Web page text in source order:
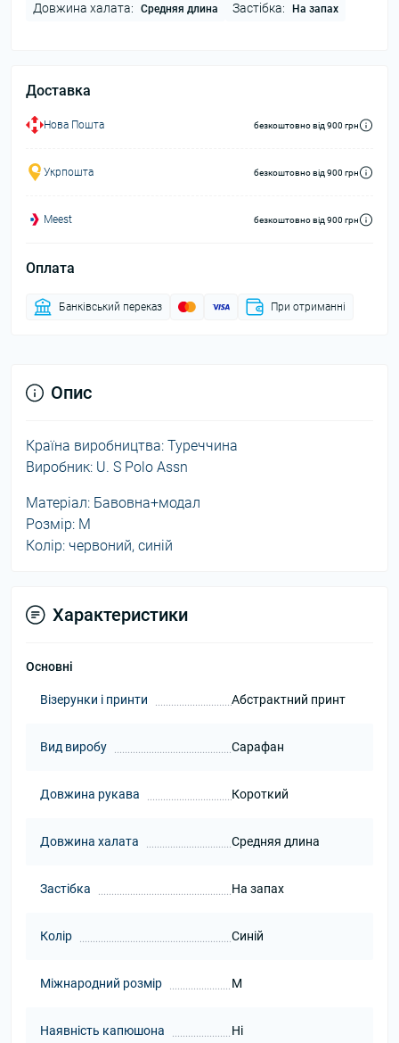
Довжина халата: Средняя длина Застібка: На запах
Доставка
Нова Пошта безкоштовно від 900 грн
Укрпошта безкоштовно від 900 грн
Meest безкоштовно від 900 грн
Оплата
Банківський переказ При отриманні
Опис
Країна виробництва: Туреччина
Виробник: U. S Polo Assn
Матеріал: Бавовна+модал
Розмір: M
Колір: червоний, синій
Характеристики
Основні
Візерунки і принти Абстрактний принт
Вид виробу Сарафан
Довжина рукава Короткий
Довжина халата Средняя длина
Застібка На запах
Колір Синій
Міжнародний розмір M
Наявність капюшона Ні